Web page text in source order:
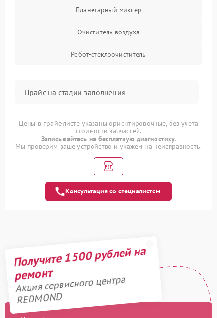
Планетарный миксер
Очиститель воздуха
Робот-стеклоочиститель
Прайс на стадии заполнения
Цены в прайс-листе указаны ориентировочные, без учета
стоимости запчастей.
Записывайтесь на бесплатную диагностику.
Мы проверим ваше устройство и укажем на неисправность.
Консультация со специалистом
Получите 1500 рублей на
ремонт
Акция сервисного центра
REDMOND